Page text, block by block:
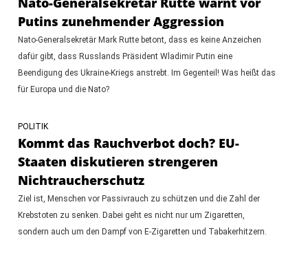
Putins zunehmender Aggression
Nato-Generalsekretär Mark Rutte betont, dass es keine Anzeichen
dafür gibt, dass Russlands Präsident Wladimir Putin eine
Beendigung des Ukraine-Kriegs anstrebt. Im Gegenteil! Was heißt das
für Europa und die Nato?
POLITIK
Kommt das Rauchverbot doch? EU-
Staaten diskutieren strengeren
Nichtraucherschutz
Ziel ist, Menschen vor Passivrauch zu schützen und die Zahl der
Krebstoten zu senken. Dabei geht es nicht nur um Zigaretten,
sondern auch um den Dampf von E-Zigaretten und Tabakerhitzern.